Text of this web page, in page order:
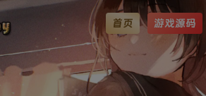
首页 游戏源码